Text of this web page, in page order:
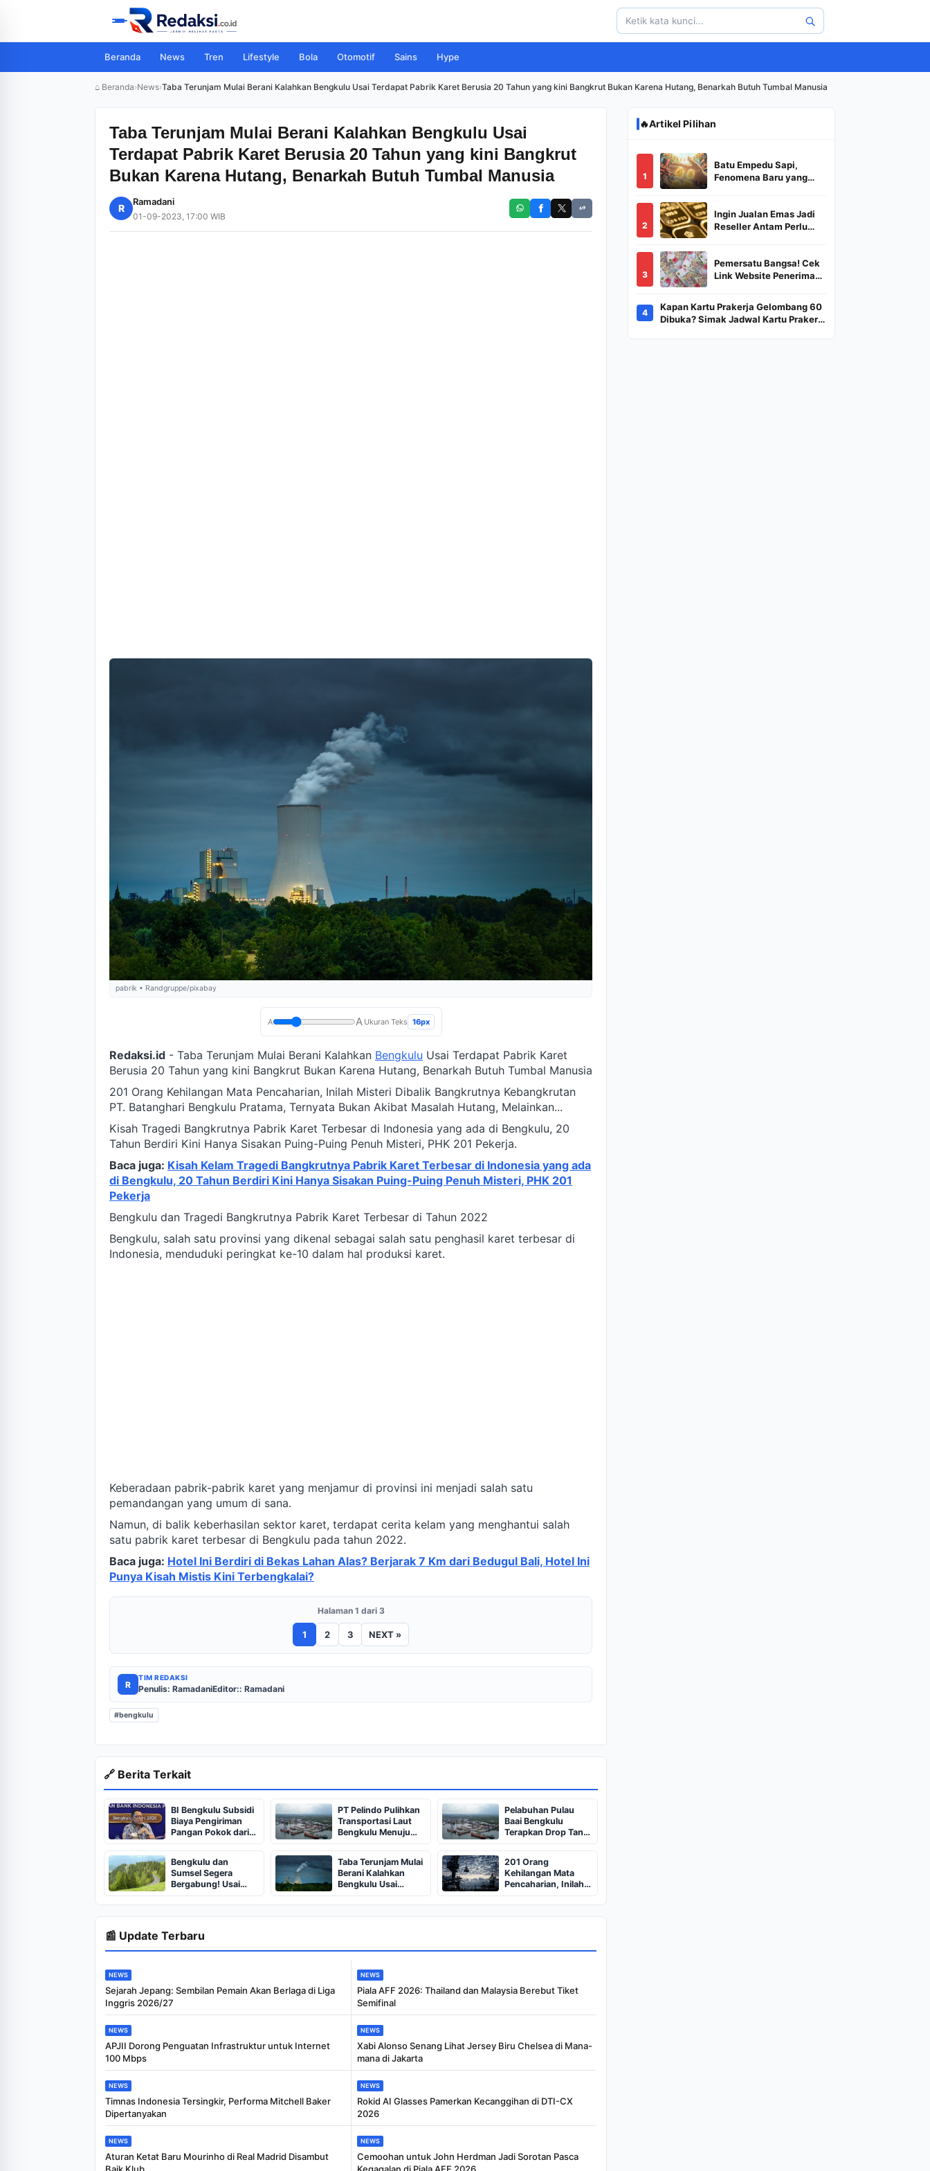
Beranda News Tren Lifestyle Bola Otomotif Sains Hype
⌂ Beranda›News›Taba Terunjam Mulai Berani Kalahkan Bengkulu Usai Terdapat Pabrik Karet Berusia 20 Tahun yang kini Bangkrut Bukan Karena Hutang, Benarkah Butuh Tumbal Manusia
Taba Terunjam Mulai Berani Kalahkan Bengkulu Usai
Terdapat Pabrik Karet Berusia 20 Tahun yang kini Bangkrut
Bukan Karena Hutang, Benarkah Butuh Tumbal Manusia
R
Ramadani
01-09-2023, 17:00 WIB
pabrik • Randgruppe/pixabay
A A Ukuran Teks 16px
Redaksi.id - Taba Terunjam Mulai Berani Kalahkan Bengkulu Usai Terdapat Pabrik Karet
Berusia 20 Tahun yang kini Bangkrut Bukan Karena Hutang, Benarkah Butuh Tumbal Manusia
201 Orang Kehilangan Mata Pencaharian, Inilah Misteri Dibalik Bangkrutnya Kebangkrutan
PT. Batanghari Bengkulu Pratama, Ternyata Bukan Akibat Masalah Hutang, Melainkan...
Kisah Tragedi Bangkrutnya Pabrik Karet Terbesar di Indonesia yang ada di Bengkulu, 20
Tahun Berdiri Kini Hanya Sisakan Puing-Puing Penuh Misteri, PHK 201 Pekerja.
Baca juga: Kisah Kelam Tragedi Bangkrutnya Pabrik Karet Terbesar di Indonesia yang ada
di Bengkulu, 20 Tahun Berdiri Kini Hanya Sisakan Puing-Puing Penuh Misteri, PHK 201
Pekerja
Bengkulu dan Tragedi Bangkrutnya Pabrik Karet Terbesar di Tahun 2022
Bengkulu, salah satu provinsi yang dikenal sebagai salah satu penghasil karet terbesar di
Indonesia, menduduki peringkat ke-10 dalam hal produksi karet.
Keberadaan pabrik-pabrik karet yang menjamur di provinsi ini menjadi salah satu
pemandangan yang umum di sana.
Namun, di balik keberhasilan sektor karet, terdapat cerita kelam yang menghantui salah
satu pabrik karet terbesar di Bengkulu pada tahun 2022.
Baca juga: Hotel Ini Berdiri di Bekas Lahan Alas? Berjarak 7 Km dari Bedugul Bali, Hotel Ini
Punya Kisah Mistis Kini Terbengkalai?
Halaman 1 dari 3
1 2 3 NEXT »
R
TIM REDAKSI
Penulis: RamadaniEditor:: Ramadani
#bengkulu
🔗 Berita Terkait
BI Bengkulu Subsidi
Biaya Pengiriman
Pangan Pokok dari
Jawa
PT Pelindo Pulihkan
Transportasi Laut
Bengkulu Menuju
Pulau Enggano
Pelabuhan Pulau
Baai Bengkulu
Terapkan Drop Tank
untuk Efisiensi
Bongkar Muat Curah
Cair
Bengkulu dan
Sumsel Segera
Bergabung! Usai
Sumatera Selatan
Akan Segera Miliki
Jalan Tol Termegah
Biaya Capai 50
Triliun Rupiah, 3 Hal
Taba Terunjam Mulai
Berani Kalahkan
Bengkulu Usai
Terdapat Pabrik
Karet Berusia 20
Tahun yang kini
Benarkah Butuh
Tumbal Manusia
201 Orang
Kehilangan Mata
Pencaharian, Inilah
Misteri Dibalik
Kebangkrutan PT.
Batanghari Bengkulu
Masalah Hutang,
📰 Update Terbaru
NEWS
Sejarah Jepang: Sembilan Pemain Akan Berlaga di Liga
Inggris 2026/27
NEWS
Piala AFF 2026: Thailand dan Malaysia Berebut Tiket
Semifinal
NEWS
APJII Dorong Penguatan Infrastruktur untuk Internet
100 Mbps
NEWS
Xabi Alonso Senang Lihat Jersey Biru Chelsea di Mana-
mana di Jakarta
NEWS
Timnas Indonesia Tersingkir, Performa Mitchell Baker
Dipertanyakan
NEWS
Rokid AI Glasses Pamerkan Kecanggihan di DTI-CX
2026
NEWS
Aturan Ketat Baru Mourinho di Real Madrid Disambut
NEWS
Cemoohan untuk John Herdman Jadi Sorotan Pasca
🔥Artikel Pilihan
1
Batu Empedu Sapi,
Fenomena Baru yang
2
Ingin Jualan Emas Jadi
Reseller Antam Perlu
Bagaimana
Prosedurnya?
3
Pemersatu Bangsa! Cek
Link Website Penerima
Dana Rp600 Ribu Rupiah
4
Kapan Kartu Prakerja Gelombang 60
Dibuka? Simak Jadwal Kartu Prakerja